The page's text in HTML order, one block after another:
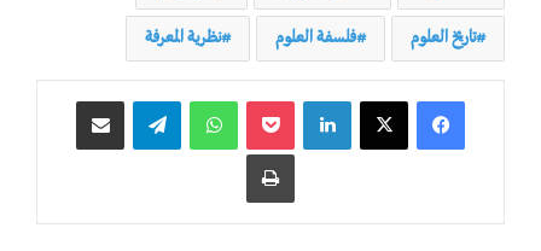
تاريخ العلوم فلسفة العلوم نظرية المعرفة
واتساب